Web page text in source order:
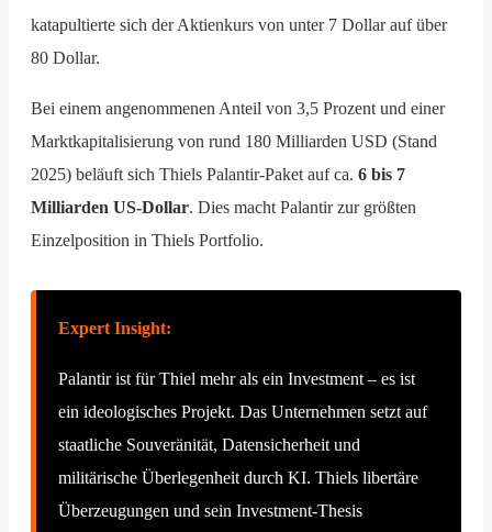
katapultierte sich der Aktienkurs von unter 7 Dollar auf über
80 Dollar.
Bei einem angenommenen Anteil von 3,5 Prozent und einer
Marktkapitalisierung von rund 180 Milliarden USD (Stand
2025) beläuft sich Thiels Palantir-Paket auf ca. 6 bis 7
Milliarden US-Dollar. Dies macht Palantir zur größten
Einzelposition in Thiels Portfolio.
Expert Insight:
Palantir ist für Thiel mehr als ein Investment – es ist
ein ideologisches Projekt. Das Unternehmen setzt auf
staatliche Souveränität, Datensicherheit und
militärische Überlegenheit durch KI. Thiels libertäre
Überzeugungen und sein Investment-Thesis